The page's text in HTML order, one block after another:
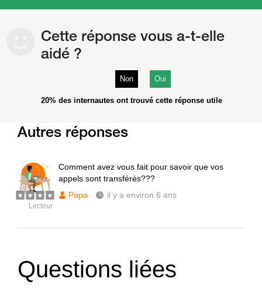
Cette réponse vous a-t-elle
aidé ?
Non Oui
20% des internautes ont trouvé cette réponse utile
Autres réponses
Lecteur
Comment avez vous fait pour savoir que vos
appels sont transférés???
Papa
il y a environ 6 ans
Questions liées